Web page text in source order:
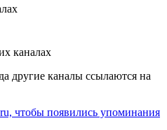
каналах
другие каналы ссылаются на
чтобы появились упоминания